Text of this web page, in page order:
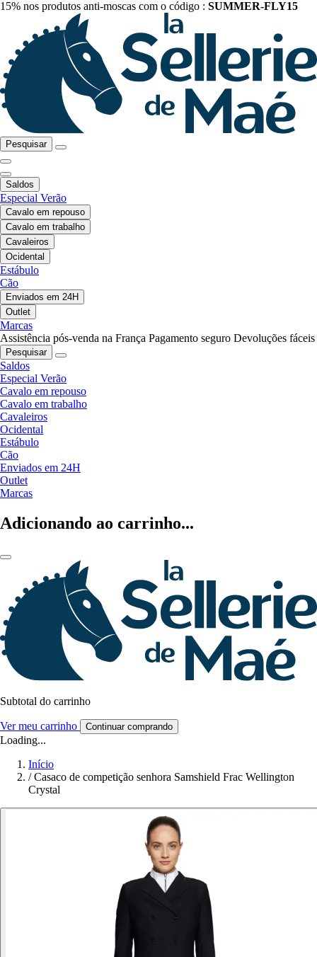
15% nos produtos anti-moscas com o código : SUMMER-FLY15
Pesquisar
Saldos
Especial Verão
Cavalo em repouso
Cavalo em trabalho
Cavaleiros
Ocidental
Estábulo
Cão
Enviados em 24H
Outlet
Marcas
Assistência pós-venda na França Pagamento seguro Devoluções fáceis
Pesquisar
Saldos
Especial Verão
Cavalo em repouso
Cavalo em trabalho
Cavaleiros
Ocidental
Estábulo
Cão
Enviados em 24H
Outlet
Marcas
Adicionando ao carrinho...
Subtotal do carrinho
Ver meu carrinho Continuar comprando
Loading...
Início
/ Casaco de competição senhora Samshield Frac Wellington
Crystal